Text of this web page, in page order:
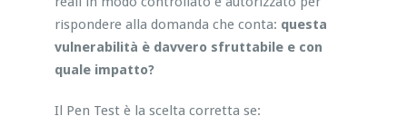
rispondere alla domanda che conta: questa
vulnerabilità è davvero sfruttabile e con
quale impatto?
Il Pen Test è la scelta corretta se: